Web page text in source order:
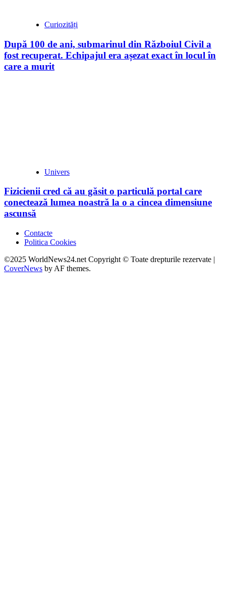
Curiozități
După 100 de ani, submarinul din Războiul Civil a
fost recuperat. Echipajul era așezat exact în locul în
care a murit
Univers
Fizicienii cred că au găsit o particulă portal care
conectează lumea noastră la o a cincea dimensiune
ascunsă
Contacte
Politica Cookies
©2025 WorldNews24.net Copyright © Toate drepturile rezervate |
CoverNews by AF themes.